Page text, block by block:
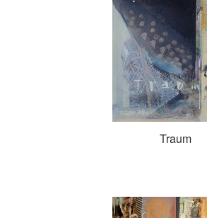
Traum